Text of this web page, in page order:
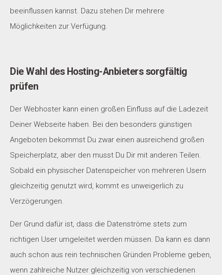
beeinflussen kannst. Dazu stehen Dir mehrere
Möglichkeiten zur Verfügung.
Die Wahl des Hosting-Anbieters sorgfältig
prüfen
Der Webhoster kann einen großen Einfluss auf die Ladezeit
Deiner Webseite haben. Bei den besonders günstigen
Angeboten bekommst Du zwar einen ausreichend großen
Speicherplatz, aber den musst Du Dir mit anderen Teilen.
Sobald ein physischer Datenspeicher von mehreren Usern
gleichzeitig genutzt wird, kommt es unweigerlich zu
Verzögerungen.
Der Grund dafür ist, dass die Datenströme stets zum
richtigen User umgeleitet werden müssen. Da kann es dann
auch schon aus rein technischen Gründen Probleme geben,
wenn zahlreiche Nutzer gleichzeitig von verschiedenen